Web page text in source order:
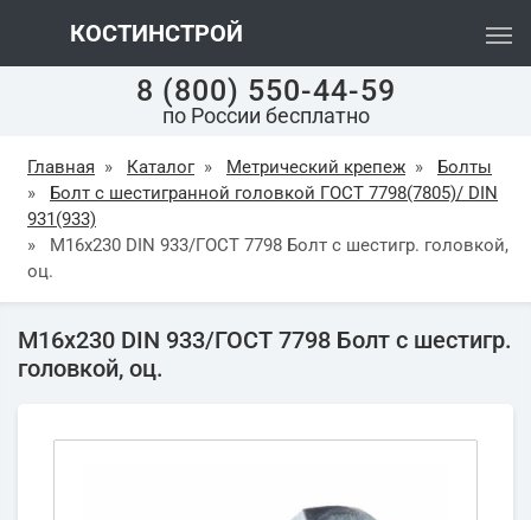
КОСТИНСТРОЙ
8 (800) 550-44-59
по России бесплатно
Главная » Каталог » Метрический крепеж »
Болты
»
Болт с шестигранной головкой ГОСТ 7798(7805)/ DIN
931(933)
»
М16х230 DIN 933/ГОСТ 7798 Болт с шестигр. головкой,
оц.
М16х230 DIN 933/ГОСТ 7798 Болт с шестигр.
головкой, оц.